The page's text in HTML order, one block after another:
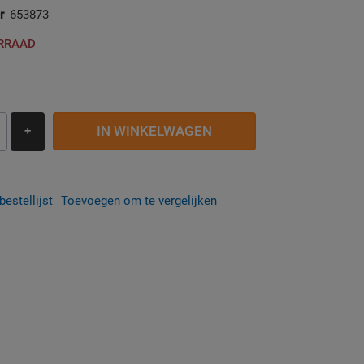
653873
+ IN WINKELWAGEN
Toevoegen om te vergelijken